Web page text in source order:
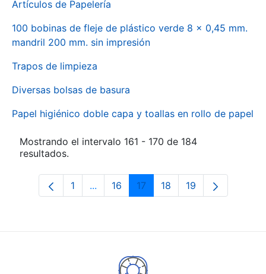
Artículos de Papelería
100 bobinas de fleje de plástico verde 8 x 0,45 mm.
mandril 200 mm. sin impresión
Trapos de limpieza
Diversas bolsas de basura
Papel higiénico doble capa y toallas en rollo de papel
Mostrando el intervalo 161 - 170 de 184
resultados.
Página
1 ...Páginas intermedias Use TAB para
Página
16 Página
17 Página
18 Página
19